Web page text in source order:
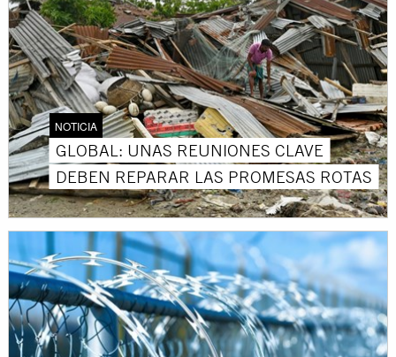
NOTICIA
GLOBAL: UNAS REUNIONES CLAVE
DEBEN REPARAR LAS PROMESAS ROTAS